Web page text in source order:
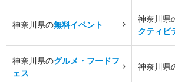
神奈川県の無料イベント
神奈川県
クティビ
神奈川県のグルメ・フードフ
ェス
神奈川県